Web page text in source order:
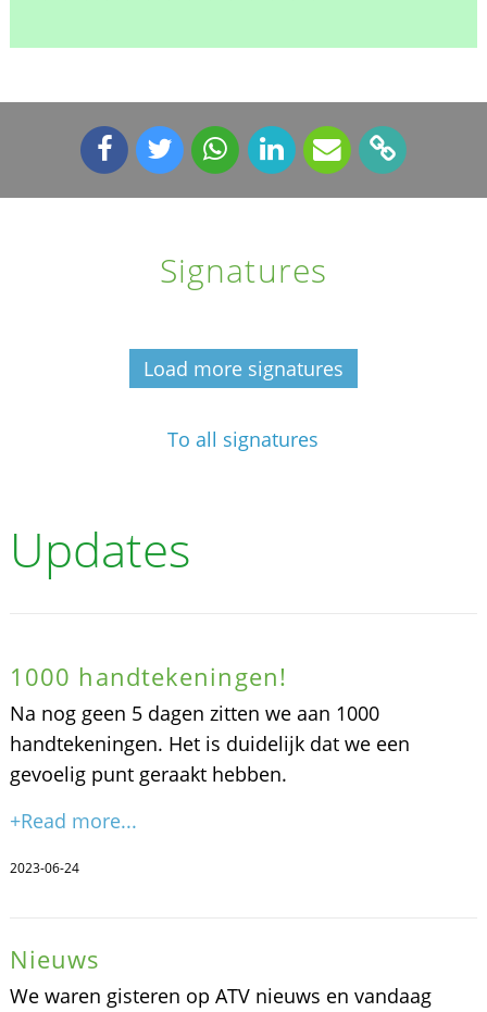
Signatures
Load more signatures
To all signatures
Updates
1000 handtekeningen!
Na nog geen 5 dagen zitten we aan 1000
handtekeningen. Het is duidelijk dat we een
gevoelig punt geraakt hebben.
+Read more...
2023-06-24
Nieuws
We waren gisteren op ATV nieuws en vandaag